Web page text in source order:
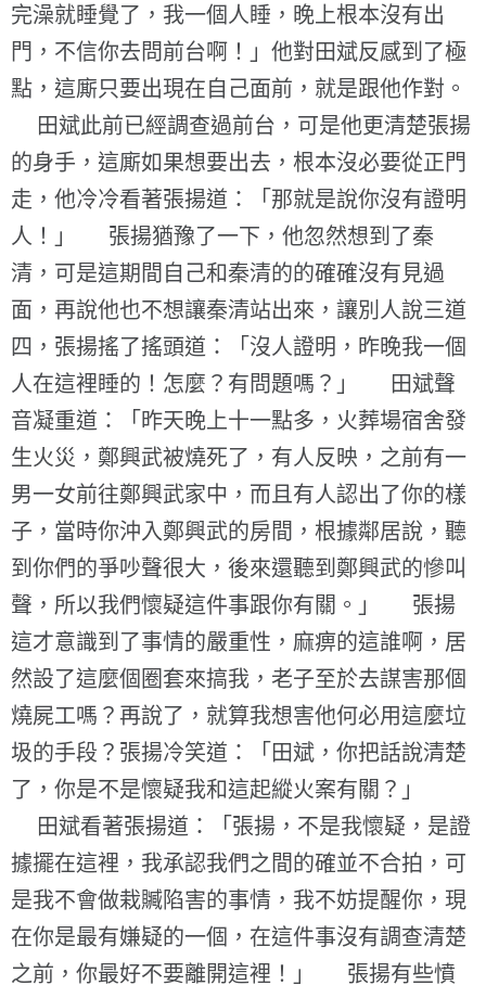
完澡就睡覺了，我一個人睡，晚上根本沒有出
門，不信你去問前台啊！」他對田斌反感到了極
點，這廝只要出現在自己面前，就是跟他作對。
田斌此前已經調查過前台，可是他更清楚張揚
的身手，這廝如果想要出去，根本沒必要從正門
走，他冷冷看著張揚道：「那就是說你沒有證明
人！」 張揚猶豫了一下，他忽然想到了秦
清，可是這期間自己和秦清的的確確沒有見過
面，再說他也不想讓秦清站出來，讓別人說三道
四，張揚搖了搖頭道：「沒人證明，昨晚我一個
人在這裡睡的！怎麼？有問題嗎？」 田斌聲
音凝重道：「昨天晚上十一點多，火葬場宿舍發
生火災，鄭興武被燒死了，有人反映，之前有一
男一女前往鄭興武家中，而且有人認出了你的樣
子，當時你沖入鄭興武的房間，根據鄰居說，聽
到你們的爭吵聲很大，後來還聽到鄭興武的慘叫
聲，所以我們懷疑這件事跟你有關。」 張揚
這才意識到了事情的嚴重性，麻痹的這誰啊，居
然設了這麼個圈套來搞我，老子至於去謀害那個
燒屍工嗎？再說了，就算我想害他何必用這麼垃
圾的手段？張揚冷笑道：「田斌，你把話說清楚
了，你是不是懷疑我和這起縱火案有關？」
田斌看著張揚道：「張揚，不是我懷疑，是證
據擺在這裡，我承認我們之間的確並不合拍，可
是我不會做栽贓陷害的事情，我不妨提醒你，現
在你是最有嫌疑的一個，在這件事沒有調查清楚
之前，你最好不要離開這裡！」 張揚有些憤